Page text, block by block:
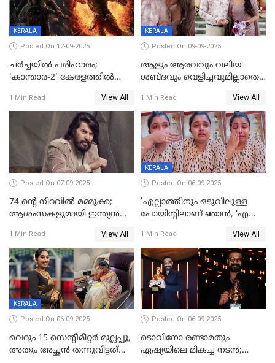
KERALA
Posted On 12-09-2025
ചർച്ചയിൽ പരിഹാരം;
'കാന്താര-2' കേരളത്തിൽ
ഫിയോക്ക്
1 Min Read View All
KERALA
Posted On 09-09-2025
ആളും ആരവവും വലിയ
ശബ്ദവും വെളിച്ചവുമില്ലാതെ
വിവാഹിതയായെന്ന്‌ നടി ​
ഗ്രേസ് ആന്റണി
1 Min Read View All
Posted On 07-09-2025
74 ന്റെ നിറവിൽ മമ്മുക്ക;
ആശംസകളുമായി ഇന്ത്യൻ
1 Min Read View All
KERALA
Posted On 06-09-2025
'എല്ലാത്തിനും ഒടുവിലുള്ള
പോയിന്റിലാണ് ഞാൻ, ‘എന്‍റെ
സ്നേഹിച്ചയാള്‍ തന്നെ
വഞ്ചിച്ചുപോയി’, ലൈവ്
വിഡിയോയിൽ
പൊട്ടിക്കരഞ്ഞ് നടി
1 Min Read View All
KERALA
Posted On 06-09-2025
വെറും 15 സെന്റീമീറ്റര്‍ മുല്ലപ്പൂ,
അതും അച്ഛൻ തന്നുവിട്ടത്
Posted On 06-09-2025
ടൊവിനോ രണ്ടാമതും
ഏഷ്യയിലെ മികച്ച നടന്‍;